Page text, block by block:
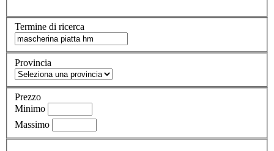
Termine di ricerca
Provincia
Prezzo
Minimo
Massimo